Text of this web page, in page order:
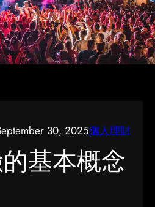
30, 2025個人理財
基本概念